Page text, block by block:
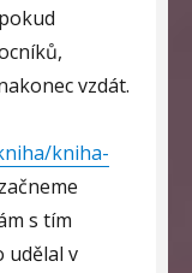
vzdát.
kniha-
s tím
udělal v